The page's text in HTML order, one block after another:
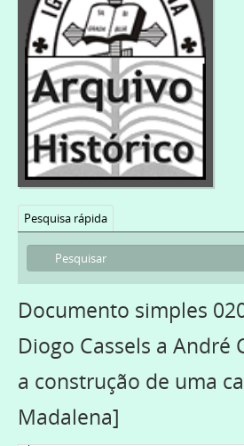
Pesquisa rápida
Documento simples
Diogo Cassels a André
a construção de uma
Madalena]